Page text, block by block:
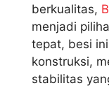
berkualitas,
menjadi
tepat, besi
konstruksi,
stabilitas